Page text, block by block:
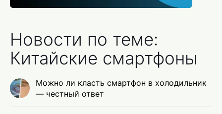
Новости по теме:
Китайские смартфоны
Можно ли класть смартфон в холодильник
— честный ответ